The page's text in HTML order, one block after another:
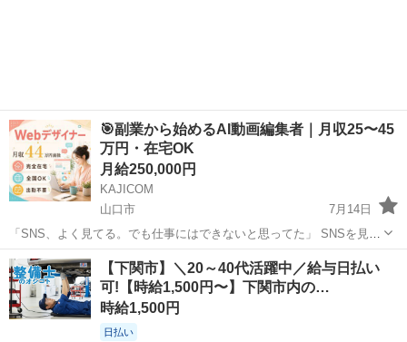
🎯副業から始めるAI動画編集者｜月収25〜45
万円・在宅OK
月給250,000円
KAJICOM
山口市
7月14日
「SNS、よく見てる。でも仕事にはできないと思ってた」 SNSを見る
力・感じる力が、AI時代に直接仕事になります📱 弊社のAI SNS運用ス
タッフは、 AIが生成した投稿文を確認・整理・スケジュール管理する
在宅...
山口 山口市 その他
【下関市】＼20～40代活躍中／給与日払い
可!【時給1,500円〜】下関市内の…
時給1,500円
日払い